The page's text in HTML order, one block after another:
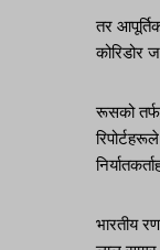
तर
कोरिडोर
रूसको
भारतीय